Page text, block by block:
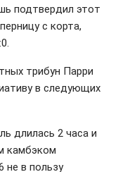
подтвердил этот
с корта,
трибун Парри
в следующих
длилась 2 часа и
камбэком
не в пользу